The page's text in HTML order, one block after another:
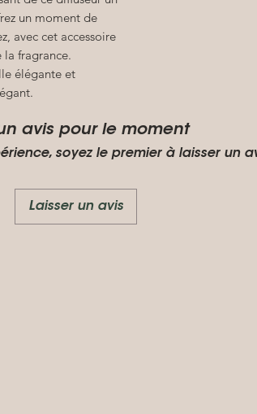
un moment de
avec cet accessoire
fragrance.
élégante et
avis pour le moment
soyez le premier à laisser un
Laisser un avis